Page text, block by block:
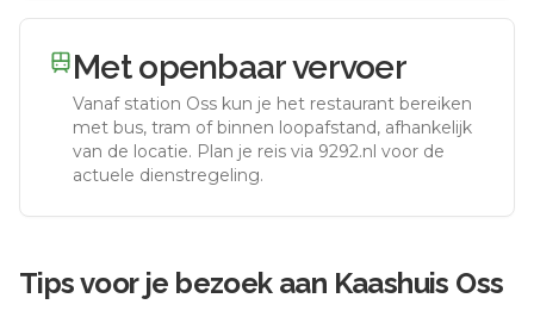
Met openbaar vervoer
Vanaf station Oss kun je het restaurant bereiken
met bus, tram of binnen loopafstand, afhankelijk
van de locatie. Plan je reis via 9292.nl voor de
actuele dienstregeling.
Tips voor je bezoek aan Kaashuis Oss